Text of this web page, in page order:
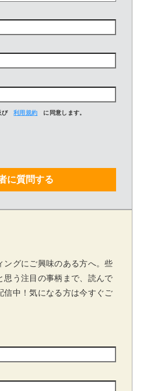
び 利用規約 に同意します。
に質問する
ングにご興味のある方へ。些
思う注目の事柄まで、読んで
信中！気になる方は今すぐご